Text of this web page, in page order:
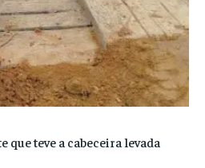
teve a cabeceira levada